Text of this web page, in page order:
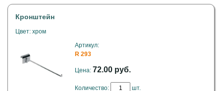
Кронштейн
Цвет: хром
Артикул:
R 293
Цена: 72.00 руб.
Количество: шт.